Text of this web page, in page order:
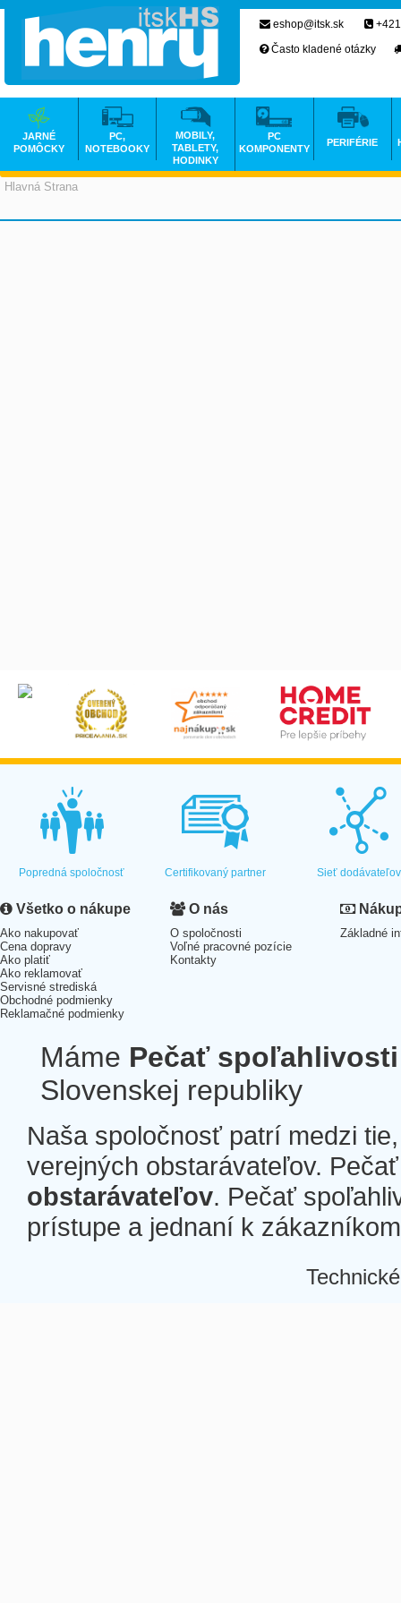
Hlavná Strana
eshop@itsk.sk
Často kladené otázky
JARNÉ
POMÔCKY
PC,
NOTEBOOKY
MOBILY,
TABLETY,
HODINKY
PC
KOMPONENTY
PERIFÉRIE
Popredná spoločnosť Certifikovaný partner Sieť dodávateľov
Všetko o nákupe
Ako nakupovať
Cena dopravy
Ako platiť
Ako reklamovať
Servisné strediská
Obchodné podmienky
Reklamačné podmienky
O nás
O spoločnosti
Voľné pracovné pozície
Kontakty
Základné
Máme Pečať spoľahlivosti
Slovenskej republiky
Naša spoločnosť patrí medzi
verejných obstarávateľov.
obstarávateľov. Pečať
prístupe a jednaní k